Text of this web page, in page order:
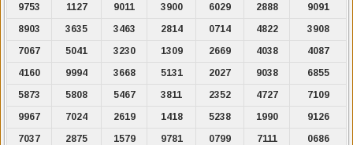
9753
1127 9011 3900 6029 2888
9091
8903
3635 3463 2814 0714 4822
3908
7067
5041 3230 1309 2669 4038
4087
4160
9994 3668 5131 2027 9038
6855
5873
5808 5467 3811 2352 4727
7109
9967
7024 2619 1418 5238 1990
9126
7037
2875 1579 9781 0799 7111
0686